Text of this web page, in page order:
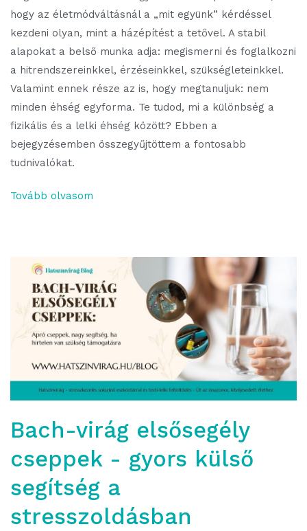
hogy az életmódváltásnál a „mit együnk” kérdéssel
kezdeni olyan, mint a házépítést a tetővel. A stabil
alapokat a belső munka adja: megismerni és foglalkozni
a hitrendszereinkkel, érzéseinkkel, szükségleteinkkel.
Valamint ennek része az is, hogy megtanuljuk: nem
minden éhség egyforma. Te tudod, mi a különbség a
fizikális és a lelki éhség között? Ebben a
bejegyzésemben összegyűjtöttem a fontosabb
tudnivalókat.
Tovább olvasom
Bach-virág elsősegély
cseppek - gyors külső
segítség a
stresszoldásban